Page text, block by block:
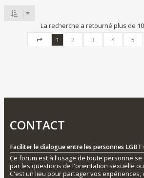
La recherche a retourné plus de
Page sur40
1 2 3 4 5
CONTACT
Faciliter le dialogue entre les personnes
Ce forum est à l'usage de toute personne
par les questions de l'orientation sexuelle
C'est un lieu pour partager vos expériences,